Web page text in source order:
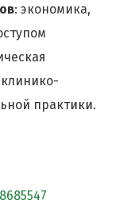
: экономика,
практики.